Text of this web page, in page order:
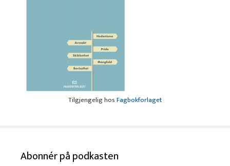
Tilgjengelig hosFagbokforlaget
Abonnér på podkasten